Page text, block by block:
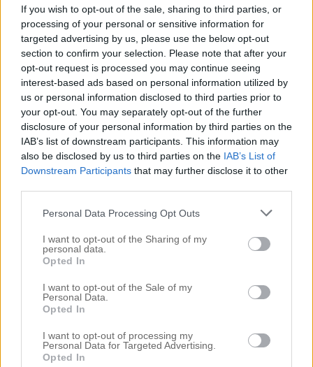
If you wish to opt-out of the sale, sharing to third parties, or
processing of your personal or sensitive information for
targeted advertising by us, please use the below opt-out
section to confirm your selection. Please note that after your
opt-out request is processed you may continue seeing
interest-based ads based on personal information utilized by
us or personal information disclosed to third parties prior to
your opt-out. You may separately opt-out of the further
disclosure of your personal information by third parties on the
IAB’s list of downstream participants. This information may
also be disclosed by us to third parties on the IAB’s List of
Downstream Participants that may further disclose it to other
Personal Data Processing Opt Outs
I want to opt-out of the Sharing of my
personal data.
Opted In
I want to opt-out of the Sale of my
Personal Data.
Opted In
I want to opt-out of processing my
Personal Data for Targeted Advertising.
Opted In
senare. Min träning och hälsa går väldigt bra och
känner att jag är på banan. Men nu är det dags för
ännu ett nytt […]
17 februari 2016, 14:09
Hej vänner! Nu är det dags för avsnitt fem av
Hårtvodden. Helt galet att detta är femte avsnittet,
det går så fort (: Men i detta avsnitt talar vi om hur